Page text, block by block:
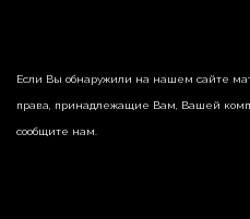
Если Вы обнаружили на нашем сайте
права, принадлежащие Вам, Вашей
сообщите нам.